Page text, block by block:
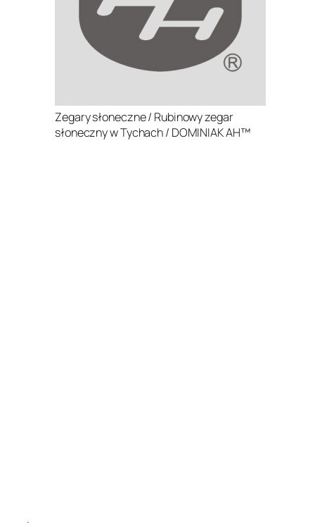
Zegary słoneczne / Rubinowy zegar
słoneczny w Tychach / DOMINIAK AH™
.